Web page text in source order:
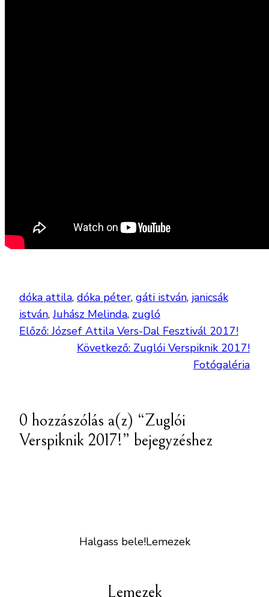
dóka attila, dóka péter, gáti istván, janicsák
istván, Juhász Melinda, zugló
Előző: József Attila Vers-Dal Fesztivál 2017!
Következő: Zuglói Verspiknik 2017!
Fotógaléria
0 hozzászólás a(z) “Zuglói
Verspiknik 2017!” bejegyzéshez
Halgass bele!Lemezek
Lemezek